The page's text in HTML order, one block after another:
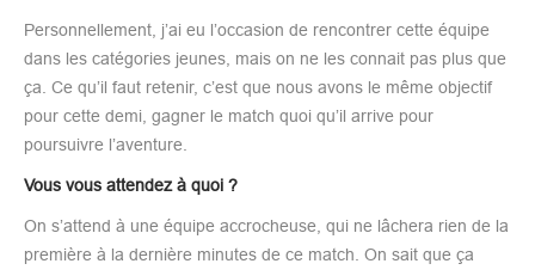
Personnellement, j’ai eu l’occasion de rencontrer cette équipe
dans les catégories jeunes, mais on ne les connait pas plus que
ça. Ce qu’il faut retenir, c’est que nous avons le même objectif
pour cette demi, gagner le match quoi qu’il arrive pour
poursuivre l’aventure.
Vous vous attendez à quoi ?
On s’attend à une équipe accrocheuse, qui ne lâchera rien de la
première à la dernière minutes de ce match. On sait que ça